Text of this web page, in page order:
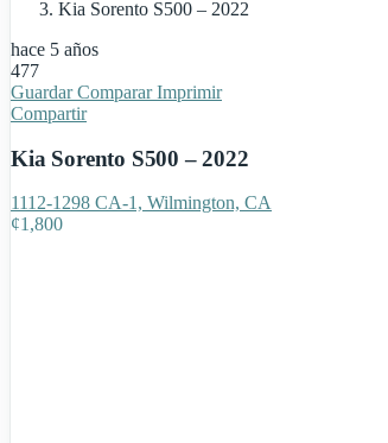
Kia Sorento S500 – 2022
hace 5 años
477
Guardar Comparar Imprimir
Compartir
Kia Sorento S500 – 2022
1112-1298 CA-1, Wilmington, CA
¢1,800